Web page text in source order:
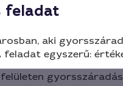
feladat
aki
feladat egyszerű: